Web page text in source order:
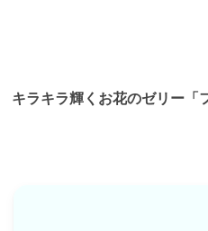
キラキラ輝くお花のゼリー「